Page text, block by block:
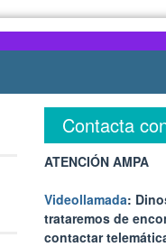
Contacta
ATENCIÓN AMPA
Videollamada:
trataremos de
contactar